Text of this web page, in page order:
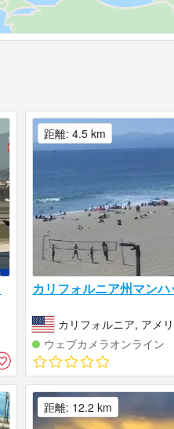
カリフォルニア州マン
カリフォルニア, アメ
ウェブカメラオンライン
距離: 4.5 km
距離: 12.2 km